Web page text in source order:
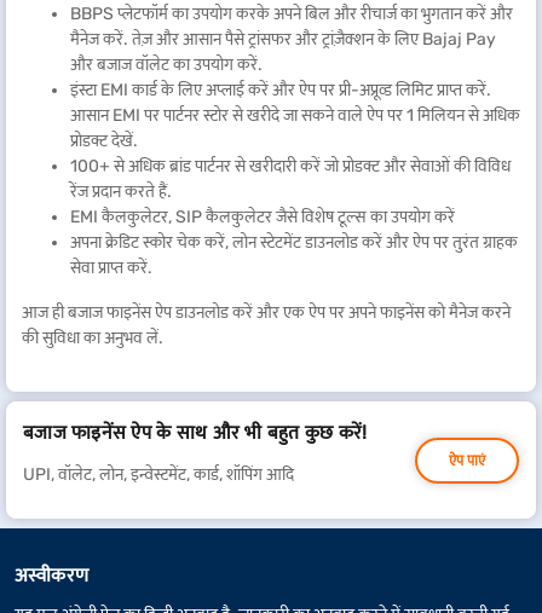
BBPS प्लेटफॉर्म का उपयोग करके अपने बिल और रीचार्ज का भुगतान करें और
मैनेज करें. तेज़ और आसान पैसे ट्रांसफर और ट्रांज़ैक्शन के लिए Bajaj Pay
और बजाज वॉलेट का उपयोग करें.
इंस्टा EMI कार्ड के लिए अप्लाई करें और ऐप पर प्री-अप्रूव्ड लिमिट प्राप्त करें.
आसान EMI पर पार्टनर स्टोर से खरीदे जा सकने वाले ऐप पर 1 मिलियन से अधिक
प्रोडक्ट देखें.
100+ से अधिक ब्रांड पार्टनर से खरीदारी करें जो प्रोडक्ट और सेवाओं की विविध
रेंज प्रदान करते हैं.
EMI कैलकुलेटर, SIP कैलकुलेटर जैसे विशेष टूल्स का उपयोग करें
अपना क्रेडिट स्कोर चेक करें, लोन स्टेटमेंट डाउनलोड करें और ऐप पर तुरंत ग्राहक
सेवा प्राप्त करें.
आज ही बजाज फाइनेंस ऐप डाउनलोड करें और एक ऐप पर अपने फाइनेंस को मैनेज करने
की सुविधा का अनुभव लें.
बजाज फाइनेंस ऐप के साथ और भी बहुत कुछ करें!
UPI, वॉलेट, लोन, इन्वेस्टमेंट, कार्ड, शॉपिंग आदि
ऐप पाएं
अस्वीकरण